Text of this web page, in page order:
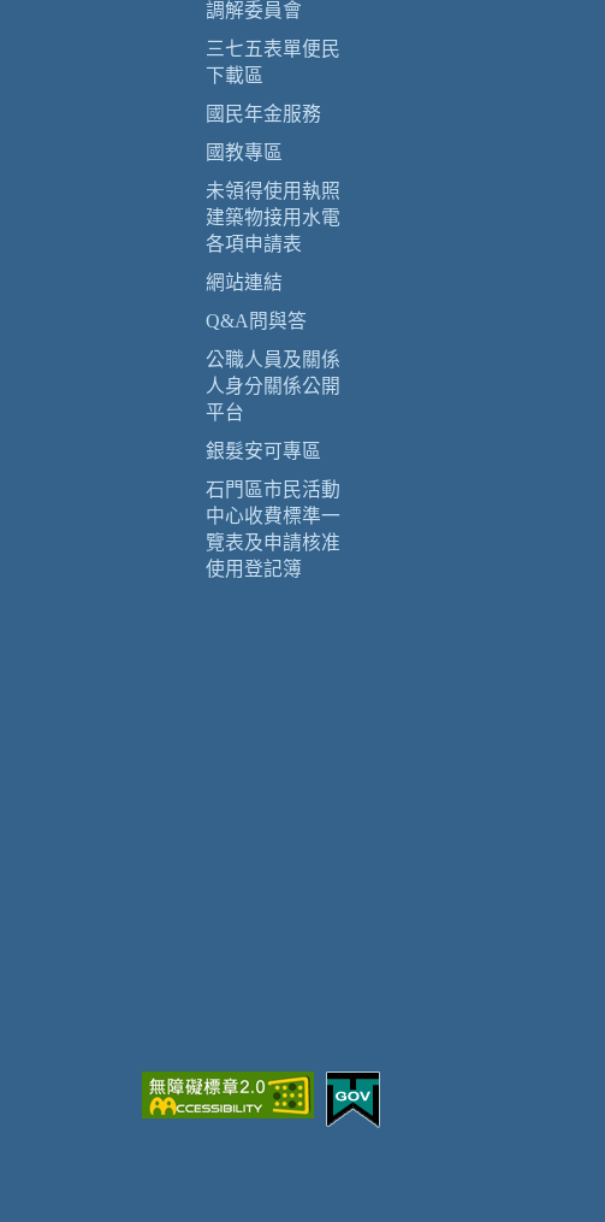
調解委員會
三七五表單便民
下載區
國民年金服務
國教專區
未領得使用執照
建築物接用水電
各項申請表
網站連結
Q&A問與答
公職人員及關係
人身分關係公開
平台
銀髮安可專區
石門區市民活動
中心收費標準一
覽表及申請核准
使用登記簿